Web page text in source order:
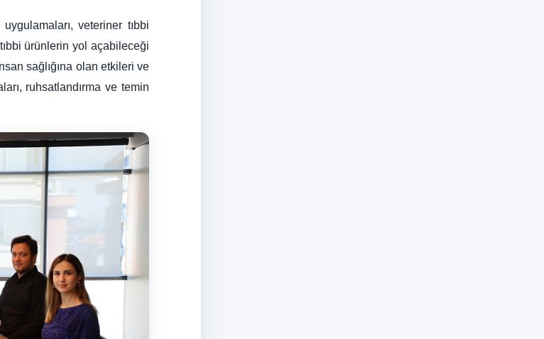
veteriner tıbbi
ürünlerin yol açabileceği
sağlığına olan etkileri ve
ruhsatlandırma ve temin